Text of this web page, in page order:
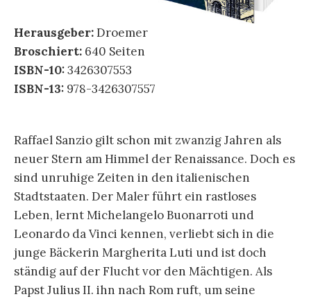
Herausgeber:Droemer
Broschiert: 640 Seiten
ISBN-10:3426307553
ISBN-13: 978-3426307557
Raffael Sanzio gilt schon mit zwanzig Jahren als
neuer Stern am Himmel der Renaissance. Doch es
sind unruhige Zeiten in den italienischen
Stadtstaaten. Der Maler führt ein rastloses
Leben, lernt Michelangelo Buonarroti und
Leonardo da Vinci kennen, verliebt sich in die
junge Bäckerin Margherita Luti und ist doch
ständig auf der Flucht vor den Mächtigen. Als
Papst Julius II. ihn nach Rom ruft, um seine